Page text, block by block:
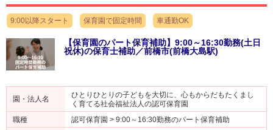
9:00以降スタート 保育園で固定時間 車通勤OK
【保育園のパート保育補助】9:00～16:30勤務(土日
祝休)の保育士補助／前橋市(前橋大島駅)
園・法人名
ひとりひとりの子どもを大切に、心もからだもたくまし
く育てる社会福祉法人の認可保育園
職種
認可保育園 > 9:00～16:30勤務のパート保育補助